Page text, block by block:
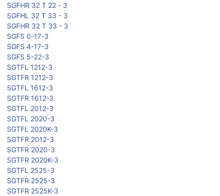
SGFHR 32 T 22 - 3
SGFHL 32 T 33 - 3
SGFHR 32 T 33 - 3
SGFS 0-17-3
SGFS 4-17-3
SGFS 5-22-3
SGTFL 1212-3
SGTFR 1212-3
SGTFL 1612-3
SGTFR 1612-3
SGTFL 2012-3
SGTFL 2020-3
SGTFL 2020K-3
SGTFR 2012-3
SGTFR 2020-3
SGTFR 2020K-3
SGTFL 2525-3
SGTFR 2525-3
SGTFR 2525K-3